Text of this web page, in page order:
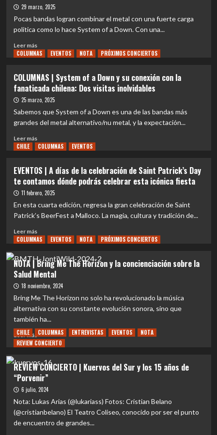
catarsis
of
y
su
evolución
29 marzo, 2025
Pocas bandas logran combinar el metal con una fuerte carga
política como lo hace System of a Down. Con una...
Leer másLeer
más
|
System
of
Down
y
su
llamado
resistencia
COLUMNAS EVENTOS NOTA PRÓXIMOS CONCIERTOS
COLUMNAS | System of a Down y su conexión con la
fanaticada chilena: Dos visitas inolvidables
25 marzo, 2025
Sabemos que System of a Down es una de las bandas más
grandes del metal alternativo/nu metal, y la expectación...
Leer másLeer
más
|
System
of
y
su
conexión
la
fanaticada
chilena:
Dos
inolvidables
CHILE COLUMNAS EVENTOS
EVENTOS | A días de la celebración de Saint Patrick’s Day
te contamos dónde podrás celebrar esta icónica fiesta
11 febrero, 2025
En esta cuarta edición, regresa la gran celebración de Saint
Patrick’s BeerFest a Malloco. La magia, cultura y tradición de...
Leer másLeer
más
EVENTOS
|
A
días
de
celebración
de
Saint
Patrick’s
Day
contamos
dónde
podrás
esta
icónica
fiesta
COLUMNAS EVENTOS NOTA PRÓXIMOS CONCIERTOS
NOTA | Bring Me The Horizon y la concienciación sobre la
Salud Mental
18 noviembre, 2024
Bring Me The Horizon no solo ha revolucionado la música
alternativa con su constante evolución sonora, sino que
también ha...
Leer másLeer
más
NOTA
|
Bring
Me
The
y
la
CHILE COLUMNAS ENTREVISTAS EVENTOS
NOTA
REVIEW CONCIERTO
REVIEW CONCIERTO | Kuervos del Sur y los 15 años de
“Porvenir”
6 julio, 2024
Nota: Lukas Arias (@lukariass) Fotos: Cristian Belano
(@cristianbelano) El Teatro Coliseo, conocido por ser el punto
de encuentro de grandes...